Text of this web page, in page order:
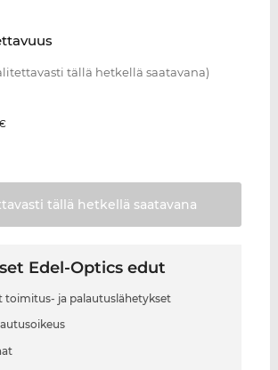
tällä hetkellä saatavana)
tällä hetkellä saatavana
Edel-Optics edut
toimitus- ja palautuslähetykset